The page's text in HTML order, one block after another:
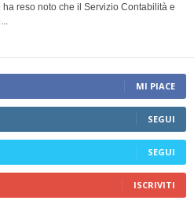
reso noto che il Servizio Contabilità e
MI PIACE
SEGUI
SEGUI
ISCRIVITI